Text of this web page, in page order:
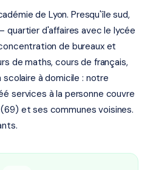
de Lyon. Presqu'île sud,
quartier d'affaires avec le lycée
de bureaux et
de maths, cours de français,
à domicile : notre
services à la personne couvre
et ses communes voisines.